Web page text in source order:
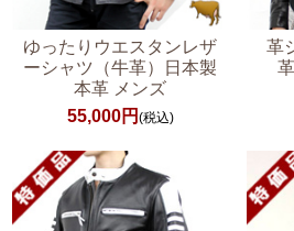
ゆったりウエスタンレザ
ーシャツ（牛革）日本製
本革 メンズ
55,000円 (税込)
革